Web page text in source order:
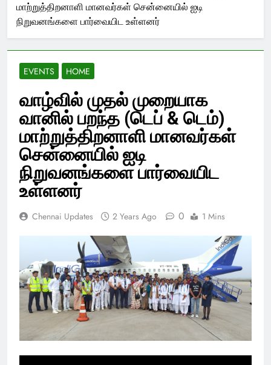
மாற்றுத்திறனாளி மானவர்கள் சென்னையில் ஐடி
நிறுவனங்களை பார்வையிட உள்ளனர்
EVENTS HOME
வாழ்வில் முதல் முறையாக
வானில் பறந்த (டெப் & டெம்)
மாற்றுத்திறனாளி மானவர்கள்
சென்னையில் ஐடி
நிறுவனங்களை பார்வையிட
உள்ளனர்
Chennai Updates 2 Years Ago 0 1 Mins